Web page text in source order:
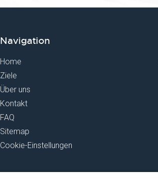
Navigation
Home
Ziele
Über uns
Kontakt
FAQ
Sitemap
Cookie-Einstellungen